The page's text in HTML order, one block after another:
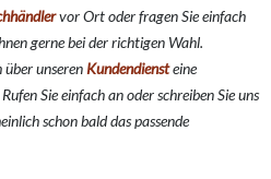
vor Ort oder fragen Sie einfach
gerne bei der richtigen Wahl.
über unseren Kundendiensteine
Sie einfach an oder schreiben Sie uns
schon bald das passende